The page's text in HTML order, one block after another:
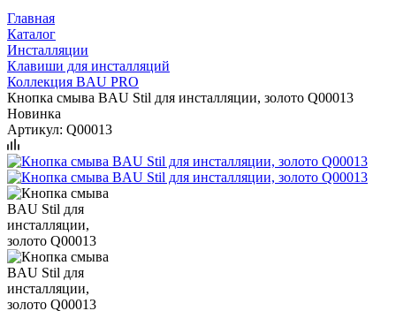
Главная
Каталог
Инсталляции
Клавиши для инсталляций
Коллекция BAU PRO
Кнопка смыва BAU Stil для инсталляции, золото Q00013
Новинка
Артикул: Q00013